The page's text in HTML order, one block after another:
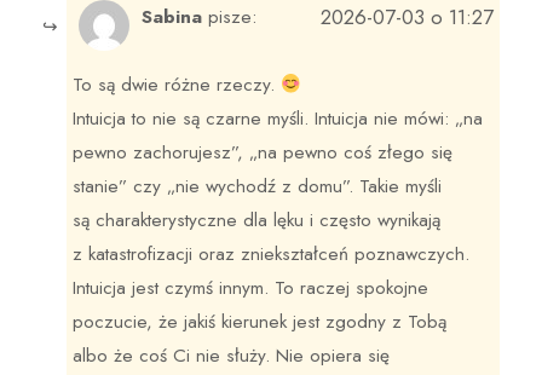
Sabina pisze: 2026-07-03 o 11:27
To są dwie różne rzeczy.
Intuicja to nie są czarne myśli. Intuicja nie mówi: „na
pewno zachorujesz”, „na pewno coś złego się
stanie” czy „nie wychodź z domu”. Takie myśli
są charakterystyczne dla lęku i często wynikają
z katastrofizacji oraz zniekształceń poznawczych.
Intuicja jest czymś innym. To raczej spokojne
poczucie, że jakiś kierunek jest zgodny z Tobą
albo że coś Ci nie służy. Nie opiera się